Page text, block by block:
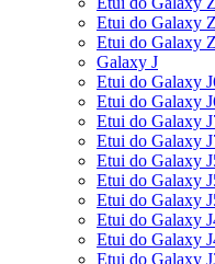
Etui do Galaxy
Etui do Galaxy
Galaxy J
Etui do Galaxy
Etui do Galaxy
Etui do Galaxy
Etui do Galaxy
Etui do Galaxy
Etui do Galaxy
Etui do Galaxy
Etui do Galaxy
Etui do Galaxy
Etui do Galaxy